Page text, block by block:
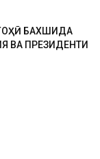
БАХШИДА
ВА ПРЕЗИДЕНТИ